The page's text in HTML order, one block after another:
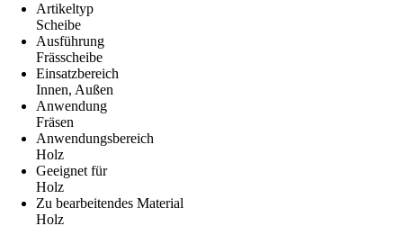
Artikeltyp
Scheibe
Ausführung
Frässcheibe
Einsatzbereich
Innen, Außen
Anwendung
Fräsen
Anwendungsbereich
Holz
Geeignet für
Holz
Zu bearbeitendes Material
Holz